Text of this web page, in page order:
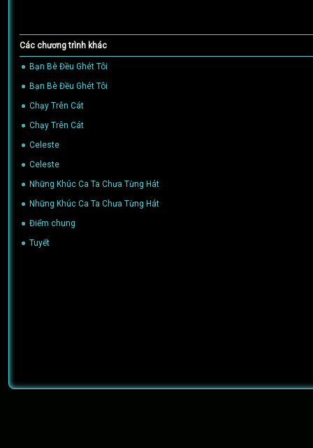
Các chương trình khác
Bạn Bè Đều Ghét Tôi
Bạn Bè Đều Ghét Tôi
Chạy Trên Cát
Chạy Trên Cát
Celeste
Celeste
Những Khúc Ca Ta Chưa Từng Hát
Những Khúc Ca Ta Chưa Từng Hát
Điểm chung
Tuyết